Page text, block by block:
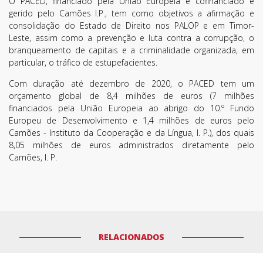
gerido pelo Camões I.P., tem como objetivos a afirmação e
consolidação do Estado de Direito nos PALOP e em Timor-
Leste, assim como a prevenção e luta contra a corrupção, o
branqueamento de capitais e a criminalidade organizada, em
particular, o tráfico de estupefacientes.
Com duração até dezembro de 2020, o PACED tem um
orçamento global de 8,4 milhões de euros (7 milhões
financiados pela União Europeia ao abrigo do 10.º Fundo
Europeu de Desenvolvimento e 1,4 milhões de euros pelo
Camões - Instituto da Cooperação e da Língua, I. P.), dos quais
8,05 milhões de euros administrados diretamente pelo
Camões, I. P.
RELACIONADOS